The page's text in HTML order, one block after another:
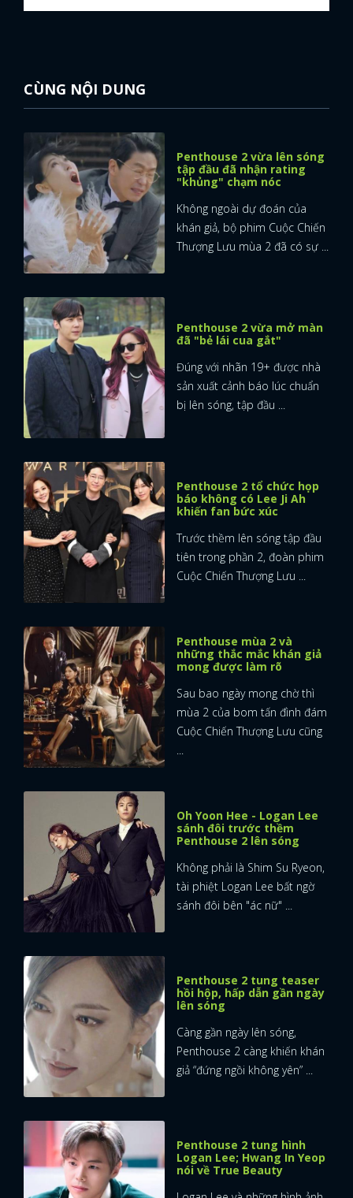
CÙNG NỘI DUNG
Penthouse 2 vừa lên sóng
tập đầu đã nhận rating
"khủng" chạm nóc
Không ngoài dự đoán của
khán giả, bộ phim Cuộc Chiến
Thượng Lưu mùa 2 đã có sự ...
Penthouse 2 vừa mở màn
đã "bẻ lái cua gắt"
Đúng với nhãn 19+ được nhà
sản xuất cảnh báo lúc chuẩn
bị lên sóng, tập đầu ...
Penthouse 2 tổ chức họp
báo không có Lee Ji Ah
khiến fan bức xúc
Trước thềm lên sóng tập đầu
tiên trong phần 2, đoàn phim
Cuộc Chiến Thượng Lưu ...
Penthouse mùa 2 và
những thắc mắc khán giả
mong được làm rõ
Sau bao ngày mong chờ thì
mùa 2 của bom tấn đình đám
Cuộc Chiến Thượng Lưu cũng
Oh Yoon Hee - Logan Lee
sánh đôi trước thềm
Penthouse 2 lên sóng
Không phải là Shim Su Ryeon,
tài phiệt Logan Lee bất ngờ
sánh đôi bên "ác nữ" ...
Penthouse 2 tung teaser
hồi hộp, hấp dẫn gần ngày
lên sóng
Càng gần ngày lên sóng,
Penthouse 2 càng khiến khán
giả “đứng ngồi không yên” ...
Penthouse 2 tung hình
Logan Lee; Hwang In Yeop
nói về True Beauty